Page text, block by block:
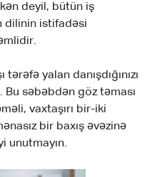
deyil, bütün iş
dilinin istifadəsi
yalan danışdığınızı
səbəbdən göz təması
vaxtaşırı bir-iki
bir baxış əvəzinə
unutmayın.